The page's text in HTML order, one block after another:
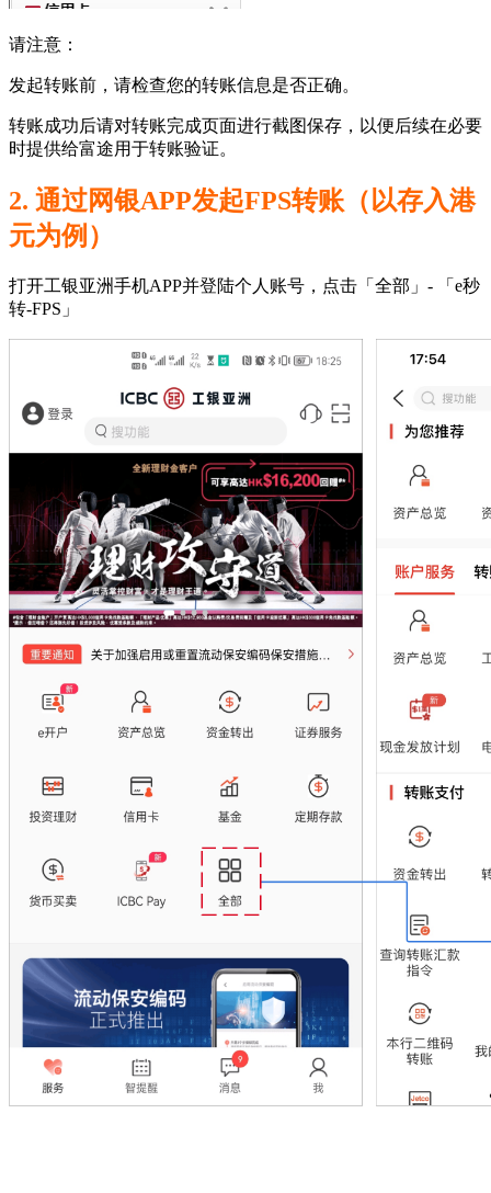
请注意：
发起转账前，请检查您的转账信息是否正确。
转账成功后请对转账完成页面进行截图保存，以便后续在必要
时提供给富途用于转账验证。
2. 通过网银APP发起FPS转账（以存入港
元为例）
打开工银亚洲手机APP并登陆个人账号，点击「全部」- 「e秒
转-FPS」